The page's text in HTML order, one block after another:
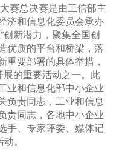
赛总决赛是由工信部主
济和信息化委员会承办
创新潜力，聚集全国创
优质的平台和桥梁，落
重要部署的具体举措，
展的重要活动之一。此
业和信息化部中小企业
负责同志，工业和信息
责同志，各地中小企业
手、专家评委、媒体记
。